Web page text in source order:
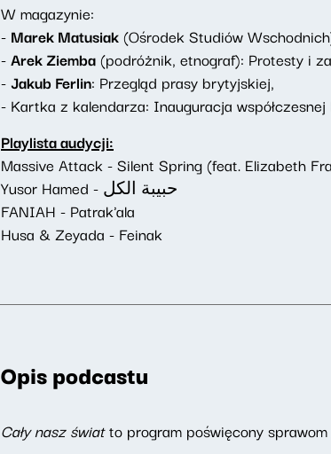
W magazynie:
- Marek Matusiak(Ośrodek Studiów
-Arek Ziemba(podróżnik, etnograf): Protesty i
-Jakub Ferlin: Przegląd prasy brytyjskiej,
- Kartka z kalendarza: Inauguracja
Playlista audycji:
Massive Attack - Silent Spring (feat. Elizabeth
Yusor Hamed - حبيبة الكل
FANIAH - Patrak'ala
Husa & Zeyada - Feinak
Opis podcastu
Cały nasz światto program poświęcony